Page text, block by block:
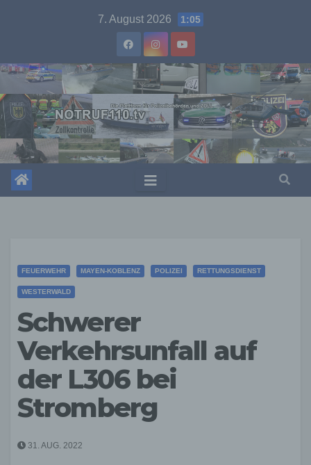
7. August 2026 1:05
FEUERWEHR MAYEN-KOBLENZ POLIZEI RETTUNGSDIENST
WESTERWALD
Schwerer
Verkehrsunfall auf
der L306 bei
Stromberg
31. AUG. 2022